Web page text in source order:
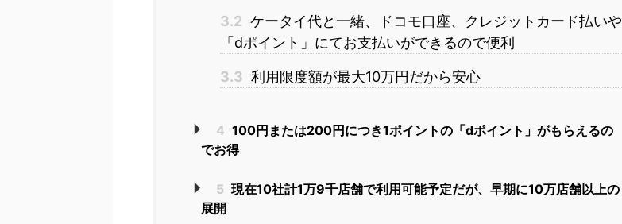
3.2 ケータイ代と一緒、ドコモ口座、クレジットカード払いや
「dポイント」にてお支払いができるので便利
3.3 利用限度額が最大10万円だから安心
4 100円または200円につき1ポイントの「dポイント」がもらえるの
でお得
5 現在10社計1万9千店舗で利用可能予定だが、早期に10万店舗以上の
展開